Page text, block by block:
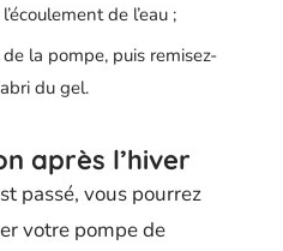
de l’eau ;
la pompe, puis remisez-
du gel.
après l’hiver
passé, vous pourrez
votre pompe de